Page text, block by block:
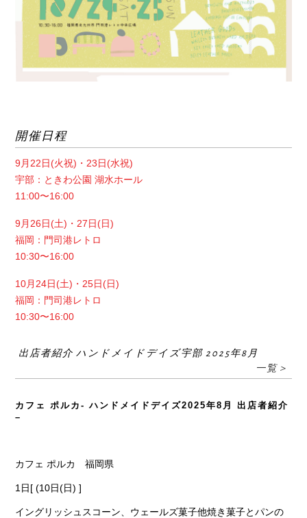
開催日程
9月22日(火祝)・23日(水祝)
宇部：ときわ公園 湖水ホール
11:00〜16:00
9月26日(土)・27日(日)
福岡：門司港レトロ
10:30〜16:00
10月24日(土)・25日(日)
福岡：門司港レトロ
10:30〜16:00
出店者紹介 ハンドメイドデイズ宇部 2025年8月
一覧＞
カフェ ポルカ- ハンドメイドデイズ2025年8月 出店者紹介
–
カフェ ポルカ 福岡県
1日[ (10日(日) ]
イングリッシュスコーン、ウェールズ菓子他焼き菓子とパンの